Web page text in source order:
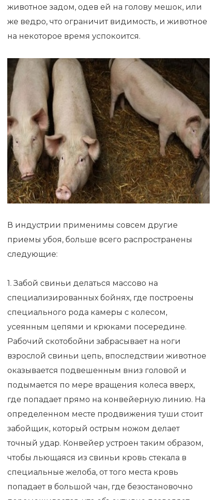
животное задом, одев ей на голову мешок, или
же ведро, что ограничит видимость, и животное
на некоторое время успокоится.
В индустрии применимы совсем другие
приемы убоя, больше всего распространены
следующие:
1. Забой свиньи делаться массово на
специализированных бойнях, где построены
специального рода камеры с колесом,
усеянным цепями и крюками посередине.
Рабочий скотобойни забрасывает на ноги
взрослой свиньи цепь, впоследствии животное
оказывается подвешенным вниз головой и
подымается по мере вращения колеса вверх,
где попадает прямо на конвейерную линию. На
определенном месте продвижения туши стоит
забойщик, который острым ножом делает
точный удар. Конвейер устроен таким образом,
чтобы льющаяся из свиньи кровь стекала в
специальные желоба, от того места кровь
попадает в большой чан, где безостановочно